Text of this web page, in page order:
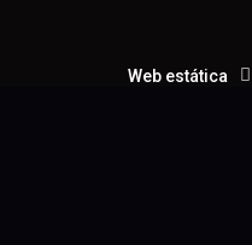
Web estática